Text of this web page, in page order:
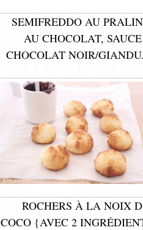
SEMIFREDDO AU
AU CHOCOLAT, SAUCE
CHOCOLAT NOIR/
ROCHERS À LA NOIX
COCO {AVEC 2